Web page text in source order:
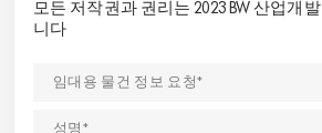
모든 저작권과 권리는 2023 BW 산업개
니다